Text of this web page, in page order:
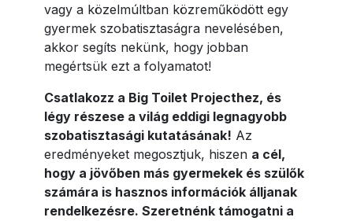
vagy a közelmúltban közreműködött egy
gyermek szobatisztaságra nevelésében,
akkor segíts nekünk, hogy jobban
megértsük ezt a folyamatot!
Csatlakozz a Big Toilet Projecthez, és
légy részese a világ eddigi legnagyobb
szobatisztasági kutatásának! Az
eredményeket megosztjuk, hiszen a cél,
hogy a jövőben más gyermekek és szülők
számára is hasznos információk álljanak
rendelkezésre. Szeretnénk támogatni a